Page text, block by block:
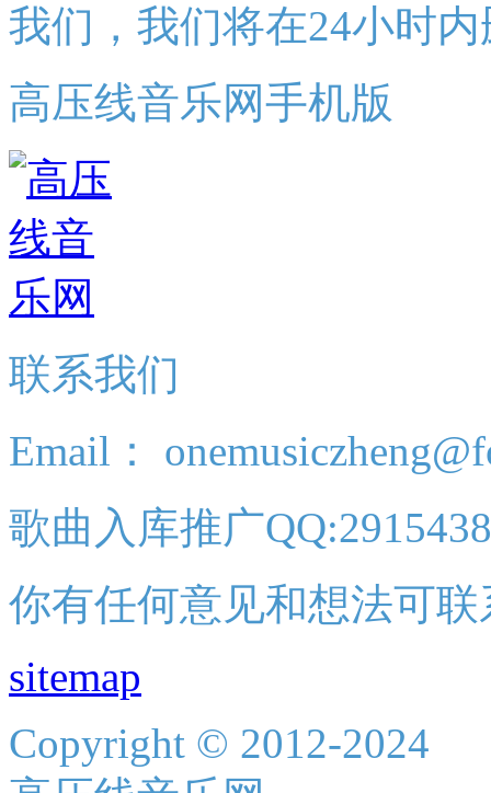
我们，我们将在24小时
高压线音乐网手机版
联系我们
Email：
歌曲入库推广
你有任何意见和想法可
sitemap
Copyright © 2012-2024